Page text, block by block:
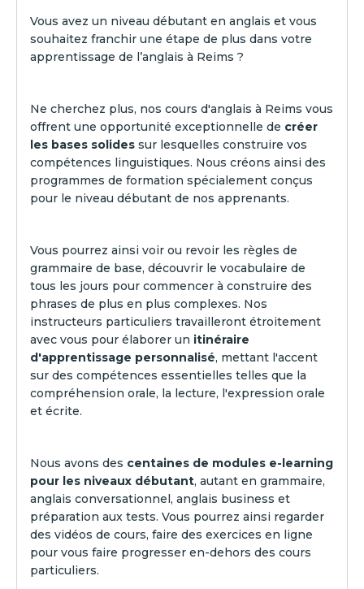
Vous avez un niveau débutant en anglais et vous
souhaitez franchir une étape de plus dans votre
apprentissage de l’anglais à Reims ?
Ne cherchez plus, nos cours d'anglais à Reims vous
offrent une opportunité exceptionnelle de créer
les bases solides sur lesquelles construire vos
compétences linguistiques. Nous créons ainsi des
programmes de formation spécialement conçus
pour le niveau débutant de nos apprenants.
Vous pourrez ainsi voir ou revoir les règles de
grammaire de base, découvrir le vocabulaire de
tous les jours pour commencer à construire des
phrases de plus en plus complexes. Nos
instructeurs particuliers travailleront étroitement
avec vous pour élaborer un itinéraire
d'apprentissage personnalisé, mettant l'accent
sur des compétences essentielles telles que la
compréhension orale, la lecture, l'expression orale
et écrite.
Nous avons des centaines de modules e-learning
pour les niveaux débutant, autant en grammaire,
anglais conversationnel, anglais business et
préparation aux tests. Vous pourrez ainsi regarder
des vidéos de cours, faire des exercices en ligne
pour vous faire progresser en-dehors des cours
particuliers.